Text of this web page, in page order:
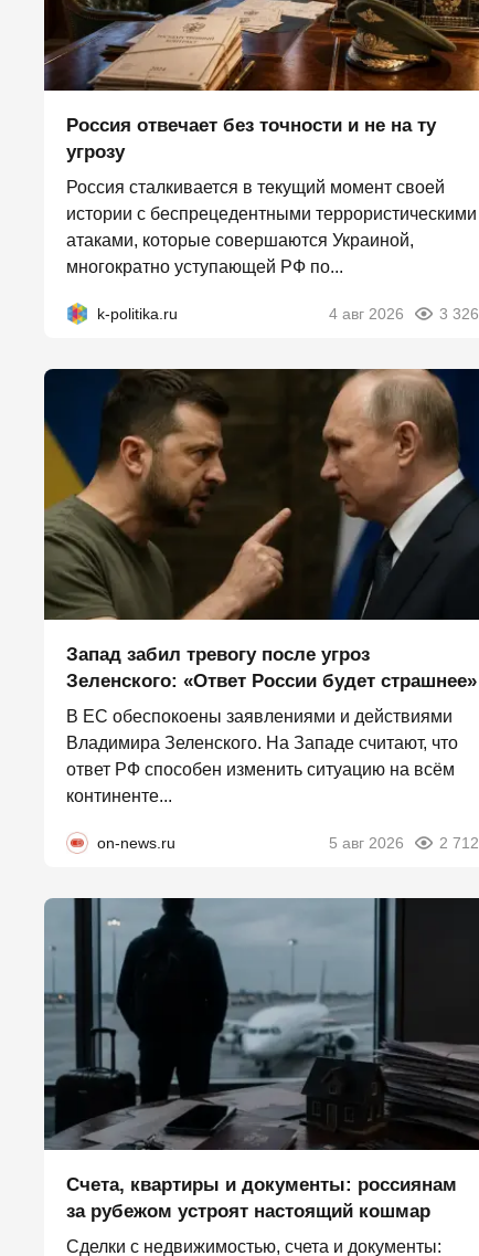
Россия отвечает без точности и не на ту
угрозу
Россия сталкивается в текущий момент своей
истории с беспрецедентными террористическими
атаками, которые совершаются Украиной,
многократно уступающей РФ по...
k-politika.ru 4 авг 2026 3 326
Запад забил тревогу после угроз
Зеленского: «Ответ России будет страшнее»
В ЕС обеспокоены заявлениями и действиями
Владимира Зеленского. На Западе считают, что
ответ РФ способен изменить ситуацию на всём
континенте...
on-news.ru 5 авг 2026 2 712
Счета, квартиры и документы: россиянам
за рубежом устроят настоящий кошмар
Сделки с недвижимостью, счета и документы: